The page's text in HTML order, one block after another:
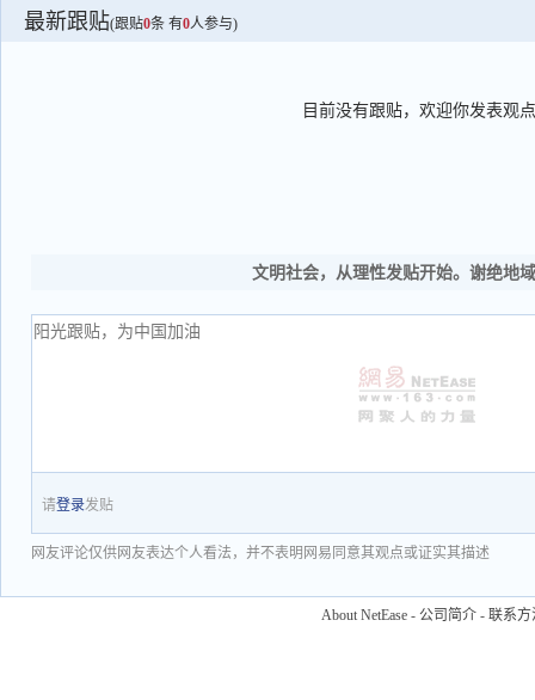
最新跟贴(跟贴0条 有0人参与)
目前没有跟贴，欢迎你发表观点
文明社会，从理性发贴开始。谢绝地
请登录发贴
网友评论仅供网友表达个人看法，并不表明网易同意其观点或证实其描述
About NetEase - 公司简介 - 联系方